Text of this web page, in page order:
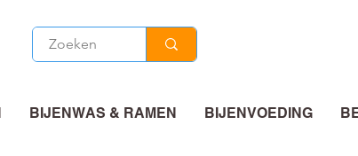
BIJENWAS & RAMEN BIJENVOEDING